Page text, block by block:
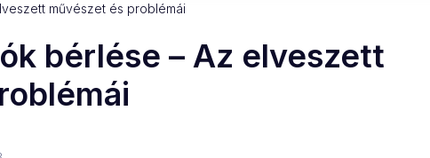
művészet és problémái
bérlése – Az elveszett